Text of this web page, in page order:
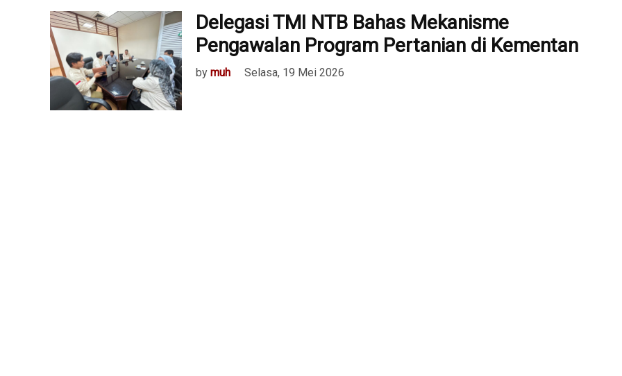
Delegasi TMI NTB Bahas Mekanisme
Pengawalan Program Pertanian di Kementan
by muh Selasa, 19 Mei 2026